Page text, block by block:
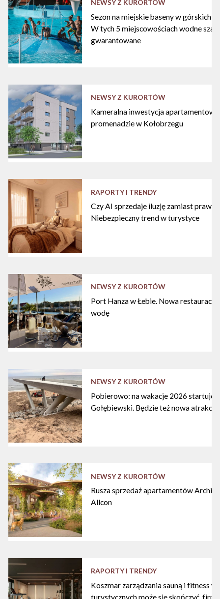
NEWSY Z KURORTÓW
Sezon na miejskie baseny w górskich
W tych 5 miejscowościach wodne
gwarantowane
NEWSY Z KURORTÓW
Kameralna inwestycja
promenadzie w Kołobrzegu
RAPORTY I TRENDY
Czy AI sprzedaje iluzję zamiast
Niebezpieczny trend w turystyce
NEWSY Z KURORTÓW
Port Hanza w Łebie. Nowa restauracja
wodę
NEWSY Z KURORTÓW
Pobierowo: na wakacje 2026 startuje
Gołębiewski. Będzie też nowa atrakcja
NEWSY Z KURORTÓW
Rusza sprzedaż apartamentów
Allcon
RAPORTY I TRENDY
Koszmar zarządzania sauną i fitness w
turystycznych może się skończyć,